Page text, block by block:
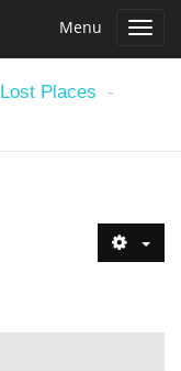
Menu
Lost Places
-